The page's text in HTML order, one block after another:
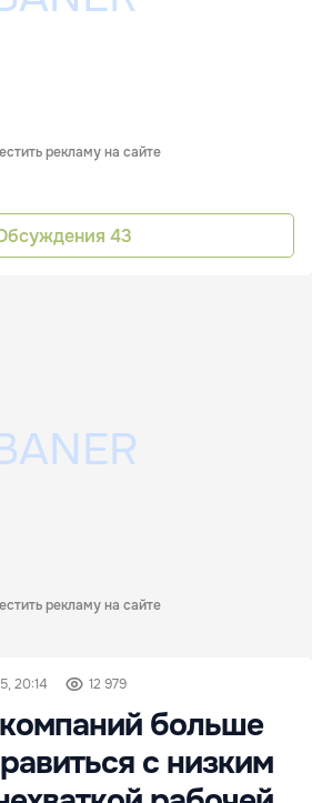
рекламу на сайте
43
рекламу на сайте
20:14 12 979
больше
с низким